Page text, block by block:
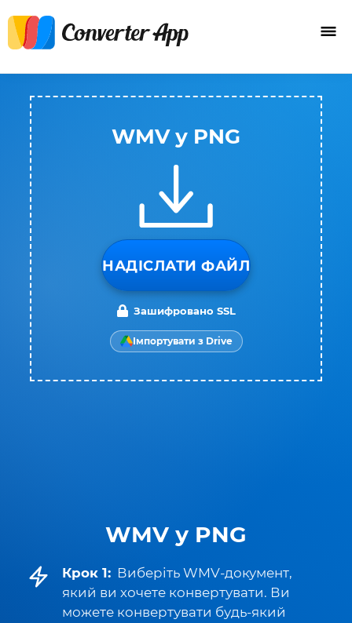
WMV у PNG
Крок 1: Виберіть WMV-документ,
який ви хочете конвертувати. Ви
можете конвертувати будь-який
WMV у PNG
НАДІСЛАТИ ФАЙЛ
Зашифровано SSL
Імпортувати з Drive